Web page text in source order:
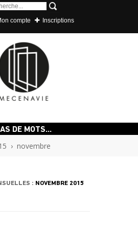
compte Inscriptions
DE MOTS…
› novembre
: NOVEMBRE 2015